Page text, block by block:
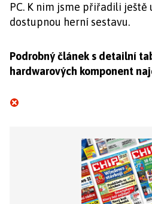
PC. K nim jsme přiřadili ještě
dostupnou herní sestavu.
Podrobný článek s detailní
hardwarových komponent